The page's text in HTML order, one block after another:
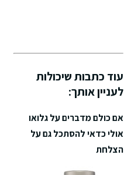
עוד כתבות שיכולות
לעניין אותך:
אם כולם מדברים על גלואו
אולי כדאי להסתכל גם על
הצלחת